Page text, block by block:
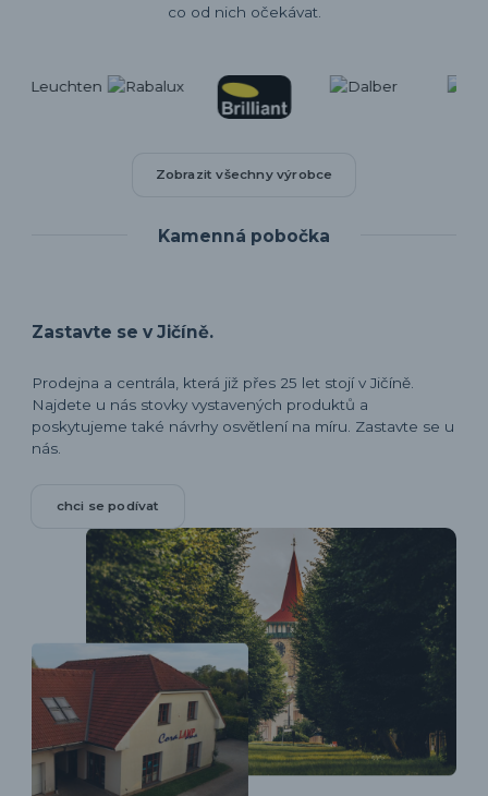
co od nich očekávat.
Zobrazit všechny výrobce
Kamenná pobočka
Zastavte se v Jičíně.
Prodejna a centrála, která již přes 25 let stojí v Jičíně.
Najdete u nás stovky vystavených produktů a
poskytujeme také návrhy osvětlení na míru. Zastavte se u
nás.
chci se podívat